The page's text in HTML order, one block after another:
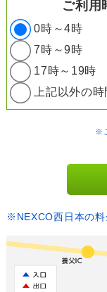
ご利用
0時～4時
7時～9時
17時～19時
上記以外の時
※
※NEXCO西日本の料